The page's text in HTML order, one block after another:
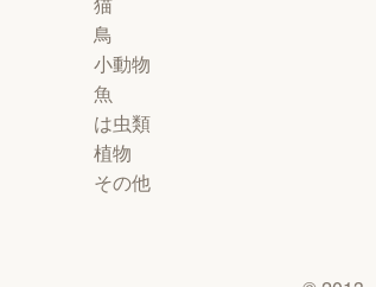
鳥
小動物
魚
は虫類
植物
その他